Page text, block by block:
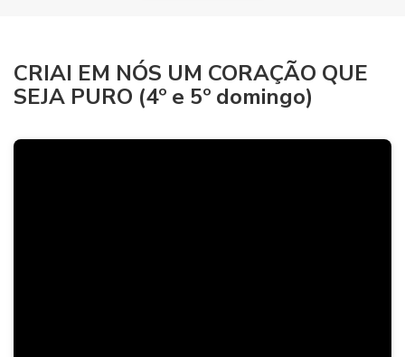
CRIAI EM NÓS UM CORAÇÃO QUE
SEJA PURO (4º e 5º domingo)